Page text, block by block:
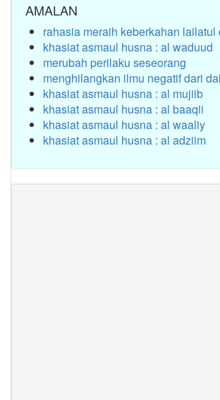
AMALAN
rahasia meraih keberkahan lailatul
khasiat asmaul husna : al waduud
merubah perilaku seseorang
menghilangkan ilmu negatif dari
khasiat asmaul husna : al mujiib
khasiat asmaul husna : al baaqii
khasiat asmaul husna : al waaliy
khasiat asmaul husna : al adziim